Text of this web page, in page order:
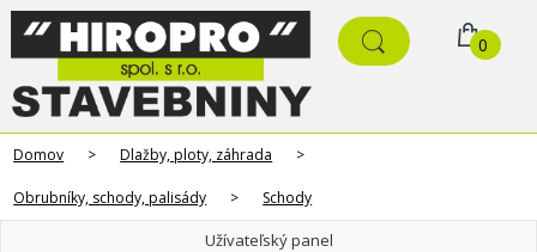
0
Domov > Dlažby, ploty, záhrada >
Obrubníky, schody, palisády > Schody
Užívateľský panel